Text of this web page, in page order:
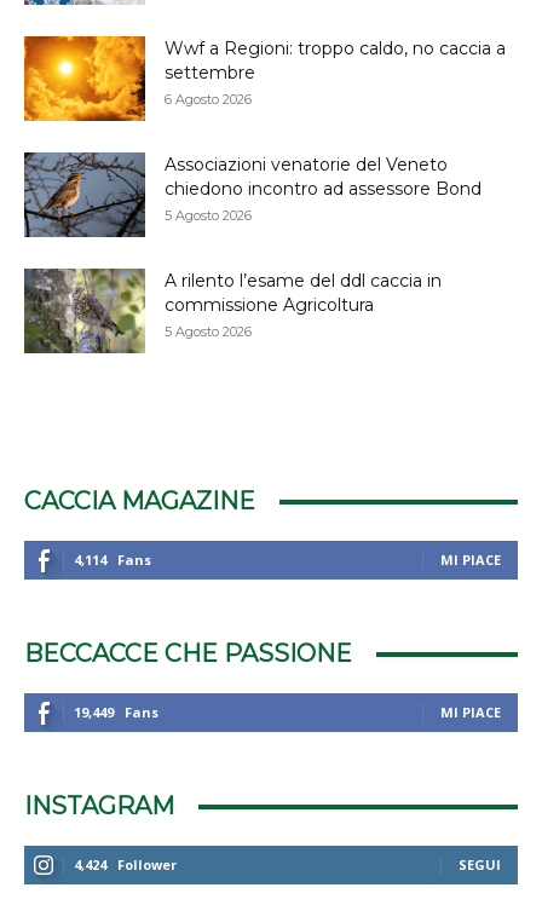
Wwf a Regioni: troppo caldo, no caccia a
settembre
6 Agosto 2026
Associazioni venatorie del Veneto
chiedono incontro ad assessore Bond
5 Agosto 2026
A rilento l’esame del ddl caccia in
commissione Agricoltura
5 Agosto 2026
CACCIA MAGAZINE
4,114 Fans MI PIACE
BECCACCE CHE PASSIONE
19,449 Fans MI PIACE
INSTAGRAM
4,424 Follower SEGUI